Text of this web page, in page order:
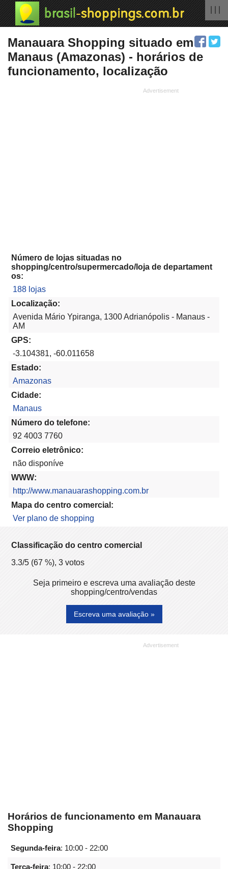
Manauara Shopping situado em
Manaus (Amazonas) - horários de
funcionamento, localização
Número de lojas situadas no
shopping/centro/supermercado/loja de departament
os:
188 lojas
Localização:
Avenida Mário Ypiranga, 1300 Adrianópolis - Manaus -
AM
GPS:
-3.104381, -60.011658
Estado:
Amazonas
Cidade:
Manaus
Número do telefone:
92 4003 7760
Correio eletrônico:
não disponíve
WWW:
http://www.manauarashopping.com.br
Mapa do centro comercial:
Ver plano de shopping
Classificação do centro comercial
3.3/5 (67 %), 3 votos
Seja primeiro e escreva uma avaliação deste
shopping/centro/vendas
Escreva uma avaliação »
Horários de funcionamento em Manauara
Shopping
Segunda-feira: 10:00 - 22:00
Terça-feira: 10:00 - 22:00